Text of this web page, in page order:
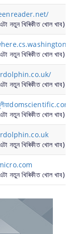
Services
এটা নতুন খিৰিকীত খোল খাব)
এটা নতুন খিৰিকীত খোল খাব)
এটা নতুন খিৰিকীত খোল খাব)
এটা নতুন খিৰিকীত খোল খাব)
এটা নতুন খিৰিকীত খোল খাব)
এটা নতুন খিৰিকীত খোল খাব)